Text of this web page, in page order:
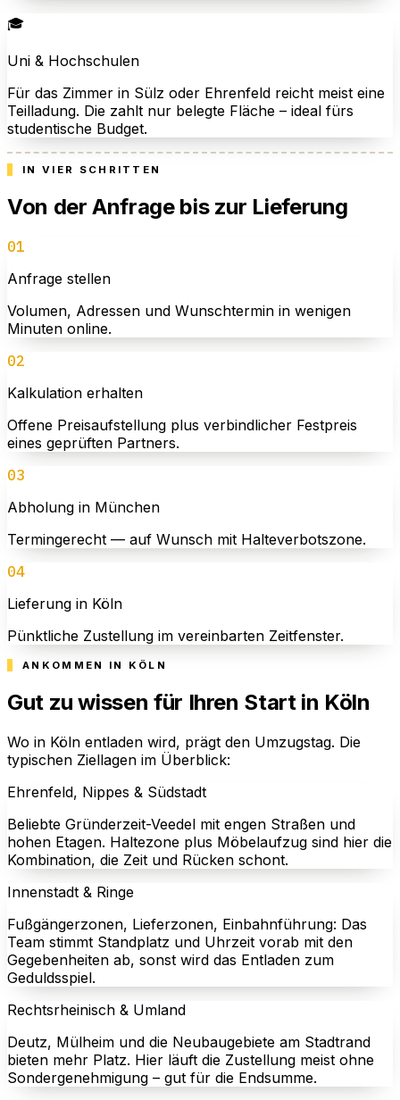
🎓
Uni & Hochschulen
Für das Zimmer in Sülz oder Ehrenfeld reicht meist eine
Teilladung. Die zahlt nur belegte Fläche – ideal fürs
studentische Budget.
IN VIER SCHRITTEN
Von der Anfrage bis zur Lieferung
01
Anfrage stellen
Volumen, Adressen und Wunschtermin in wenigen
Minuten online.
02
Kalkulation erhalten
Offene Preisaufstellung plus verbindlicher Festpreis
eines geprüften Partners.
03
Abholung in München
Termingerecht — auf Wunsch mit Halteverbotszone.
04
Lieferung in Köln
Pünktliche Zustellung im vereinbarten Zeitfenster.
ANKOMMEN IN KÖLN
Gut zu wissen für Ihren Start in Köln
Wo in Köln entladen wird, prägt den Umzugstag. Die
typischen Ziellagen im Überblick:
Ehrenfeld, Nippes & Südstadt
Beliebte Gründerzeit-Veedel mit engen Straßen und
hohen Etagen. Haltezone plus Möbelaufzug sind hier die
Kombination, die Zeit und Rücken schont.
Innenstadt & Ringe
Fußgängerzonen, Lieferzonen, Einbahnführung: Das
Team stimmt Standplatz und Uhrzeit vorab mit den
Gegebenheiten ab, sonst wird das Entladen zum
Geduldsspiel.
Rechtsrheinisch & Umland
Deutz, Mülheim und die Neubaugebiete am Stadtrand
bieten mehr Platz. Hier läuft die Zustellung meist ohne
Sondergenehmigung – gut für die Endsumme.